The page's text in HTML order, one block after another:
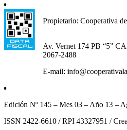
Propietario: Cooperativa
Av. Vernet 174 PB “5”
2067-2488
E-mail:
Edición Nº 145 – Mes 03 – Año 13 –
ISSN 2422-6610 / RPI 43327951 /